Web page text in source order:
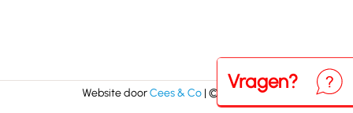
Website doorCees & Co | © Copyright
Vragen?